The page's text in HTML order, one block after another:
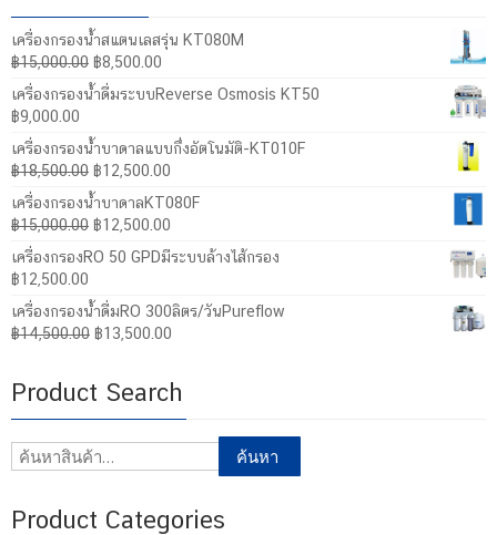
เครื่องกรองน้ำสแตนเลสรุ่น KT080M
฿15,000.00 Original
price
was:
฿8,500.00
is:
เครื่องกรองน้ำดื่มระบบReverse Osmosis KT50
฿9,000.00
เครื่องกรองน้ำบาดาลแบบกึ่งอัตโนมัติ-KT010F
฿18,500.00 Original
price
was:
฿18,500.00.
฿12,500.00
is:
เครื่องกรองน้ำบาดาลKT080F
฿15,000.00 Original
was:
฿12,500.00
is:
เครื่องกรองRO 50 GPDมีระบบล้างไส้กรอง
฿12,500.00
เครื่องกรองน้ำดื่มRO 300ลิตร/วันPureflow
฿14,500.00 Original
฿14,500.00.
฿13,500.00
฿13,500.00.
Product Search
ค้นหา: ค้นหา
Product Categories